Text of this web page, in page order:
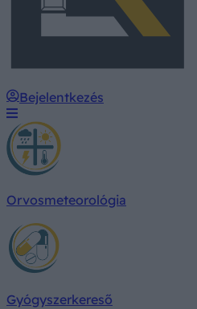
Bejelentkezés
Orvosmeteorológia
Gyógyszerkereső